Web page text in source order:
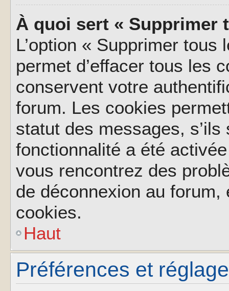
À quoi sert « Supprimer
L’option « Supprimer
permet d’effacer tous les
conservent votre
forum. Les cookies
statut des messages,
fonctionnalité a été
vous rencontrez des
de déconnexion au
cookies.
Haut
Préférences et